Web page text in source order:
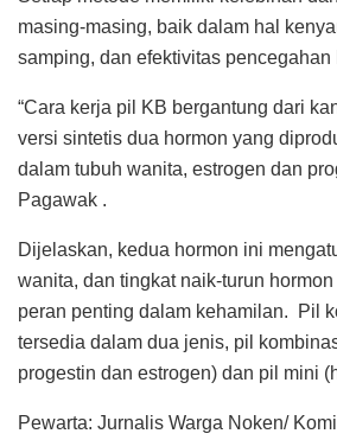
masing-masing, baik dalam hal
samping, dan efektivitas pencegahan
“Cara kerja pil KB bergantung dari
versi sintetis dua hormon yang
dalam tubuh wanita, estrogen dan
Pagawak .
Dijelaskan, kedua hormon ini
wanita, dan tingkat naik-turun
peran penting dalam kehamilan. Pil
tersedia dalam dua jenis, pil
progestin dan estrogen) dan pil mini
Pewarta: Jurnalis Warga Noken/